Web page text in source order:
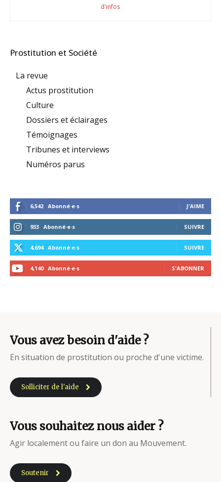
d'infos
Prostitution et Société
La revue
Actus prostitution
Culture
Dossiers et éclairages
Témoignages
Tribunes et interviews
Numéros parus
6,542 Abonné·e·s J'AIME
933 Abonné·e·s SUIVRE
4,694 Abonné·e·s SUIVRE
4,140 Abonné·e·s S'ABONNER
Vous avez besoin d'aide ?
En situation de prostitution ou proche d'une victime.
Solliciter de l'aide
Vous souhaitez nous aider ?
Agir localement ou faire un don au Mouvement.
Soutenir